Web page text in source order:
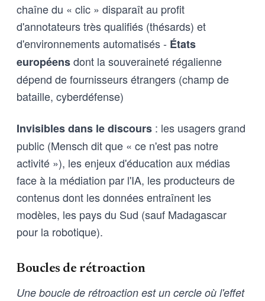
chaîne du « clic » disparaît au profit
d'annotateurs très qualifiés (thésards) et
d'environnements automatisés - États
européensdont la souveraineté régalienne
dépend de fournisseurs étrangers (champ de
bataille, cyberdéfense)
Invisibles dans le discours : les usagers grand
public (Mensch dit que « ce n'est pas notre
activité »), les enjeux d'éducation aux médias
face à la médiation par l'IA, les producteurs de
contenus dont les données entraînent les
modèles, les pays du Sud (sauf Madagascar
pour la robotique).
Boucles de rétroaction
Une boucle de rétroaction est un cercle où l'effet